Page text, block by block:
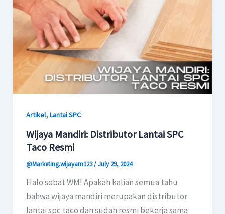
Artikel,Lantai SPC
Wijaya Mandiri: Distributor Lantai SPC
Taco Resmi
@Marketing.wijayam123/July 29, 2024
Halo sobat WM! Apakah kalian semua tahu
bahwa wijaya mandiri merupakan distributor
lantai spc taco dan sudah resmi bekerja sama